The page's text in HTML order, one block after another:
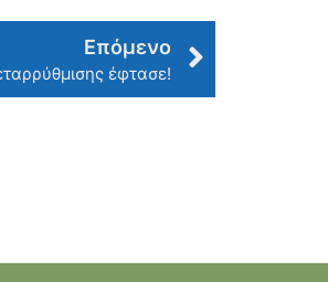
Επόμενο
έφτασε!